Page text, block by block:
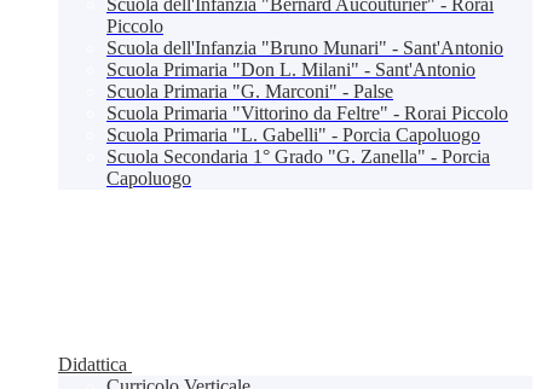
Scuola dell'Infanzia "Bernard Aucouturier" - Rorai
Piccolo
Scuola dell'Infanzia "Bruno Munari" - Sant'Antonio
Scuola Primaria "Don L. Milani" - Sant'Antonio
Scuola Primaria "G. Marconi" - Palse
Scuola Primaria "Vittorino da Feltre" - Rorai Piccolo
Scuola Primaria "L. Gabelli" - Porcia Capoluogo
Scuola Secondaria 1° Grado "G. Zanella" - Porcia
Capoluogo
Didattica